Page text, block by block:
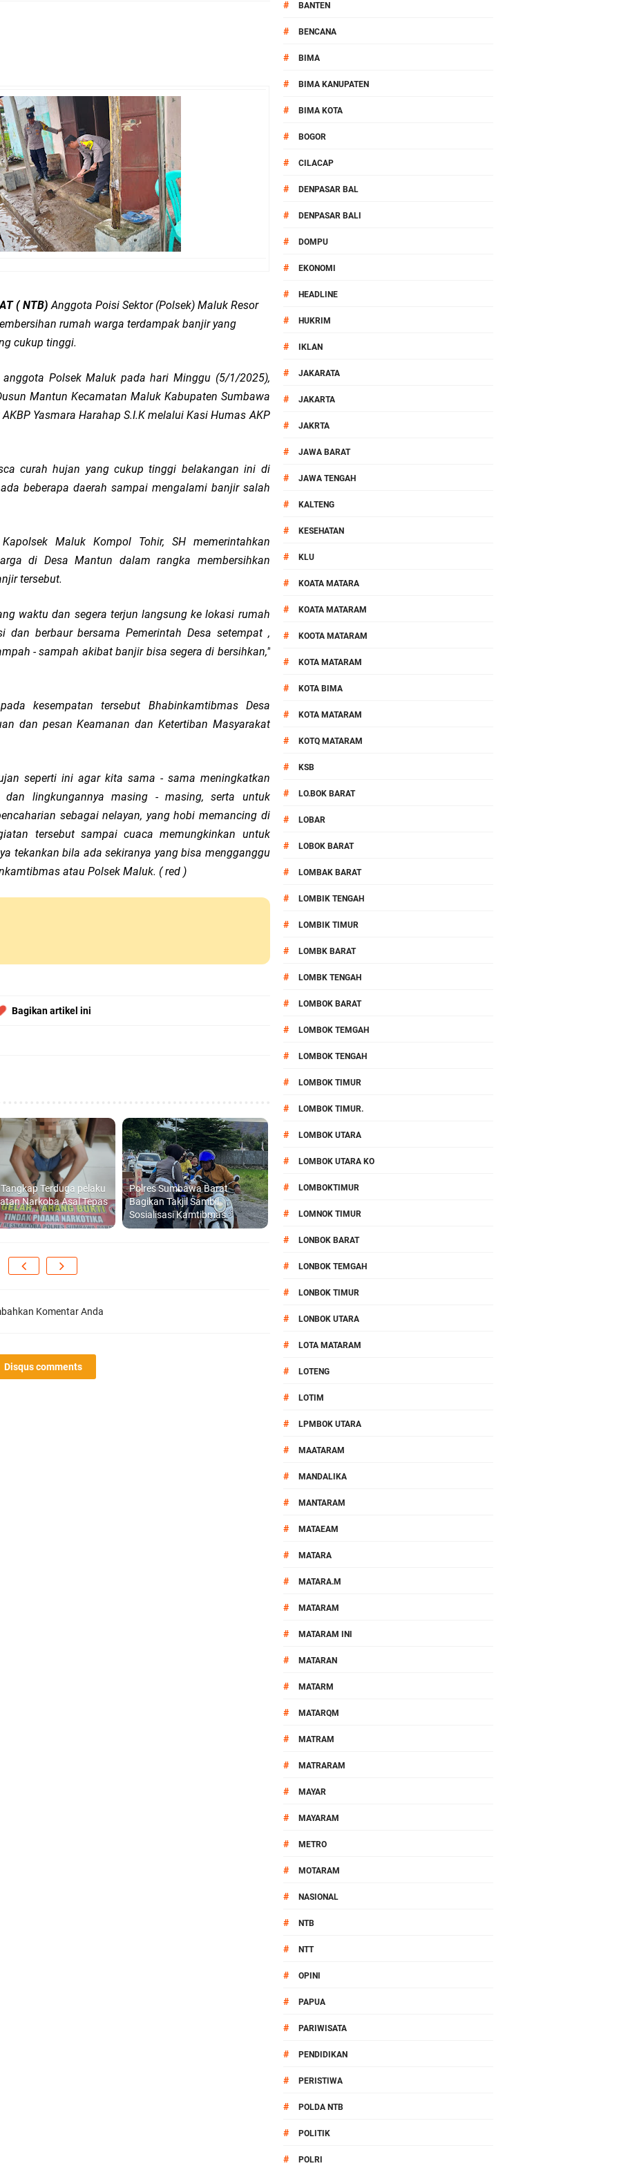
Patroli di Wilayah Ampenan
Kepala Lingkungan Taman Perkuat Sinergitas
2026 Digelar, Polsek Narmada Siap Jaga Kondusivitas
Arahan Ditbinmas, Intensifkan fungsi Polmas
Selaparang Bagikan Bendera Merah Putih kepada Warga
Polisi Berhasil Ungkap Kasus Kematian Mahasiswi NDR
Pengamanan MotoGP 2026
Cegah Gangguan Kamtibmas Lewat Patroli
Relawan Evakuasi Wisatawan Berikan HT
Polsek Mataram Bagikan Bendera Merah Putih
Diganti ,AKP Imran Rosyadi, S.H. Siap Melanjukan
( NTB)Anggota Poisi Sektor (Polsek) Maluk Resor
rumah warga terdampak banjir yang
cukup tinggi.
Polsek Maluk pada hari Minggu (5/1/2025),
Mantun Kecamatan Maluk Kabupaten Sumbawa
Yasmara Harahap S.I.K melalui Kasi Humas AKP
curah hujan yang cukup tinggi belakangan ini di
beberapa daerah sampai mengalami banjir salah
Maluk Kompol Tohir, SH memerintahkan
di Desa Mantun dalam rangka membersihkan
tersebut.
waktu dan segera terjun langsung ke lokasi rumah
dan berbaur bersama Pemerintah Desa setempat ,
- sampah akibat banjir bisa segera di bersihkan,"
kesempatan tersebut Bhabinkamtibmas Desa
dan pesan Keamanan dan Ketertiban Masyarakat
seperti ini agar kita sama - sama meningkatkan
dan lingkungannya masing - masing, serta untuk
sebagai nelayan, yang hobi memancing di
tersebut sampai cuaca memungkinkan untuk
tekankan bila ada sekiranya yang bisa mengganggu
atau Polsek Maluk. ( red )
Bagikan artikel ini
Terduga pelaku
Narkoba Asal Tepas
Polres Sumbawa Barat
Bagikan Takjil Sambil
Sosialisasi Kamtibmas
Komentar Anda
Disqus comments
# BANTEN
# BENCANA
# BIMA
# BIMA KANUPATEN
# BIMA KOTA
# BOGOR
# CILACAP
# DENPASAR BAL
# DENPASAR BALI
# DOMPU
# EKONOMI
# HEADLINE
# HUKRIM
# IKLAN
# JAKARATA
# JAKARTA
# JAKRTA
# JAWA BARAT
# JAWA TENGAH
# KALTENG
# KESEHATAN
# KLU
# KOATA MATARA
# KOATA MATARAM
# KOOTA MATARAM
# KOTA MATARAM
# KOTA BIMA
# KOTA MATARAM
# KOTQ MATARAM
# KSB
# LO.BOK BARAT
# LOBAR
# LOBOK BARAT
# LOMBAK BARAT
# LOMBIK TENGAH
# LOMBIK TIMUR
# LOMBK BARAT
# LOMBK TENGAH
# LOMBOK BARAT
# LOMBOK TEMGAH
# LOMBOK TENGAH
# LOMBOK TIMUR
# LOMBOK TIMUR.
# LOMBOK UTARA
# LOMBOK UTARA KO
# LOMBOKTIMUR
# LOMNOK TIMUR
# LONBOK BARAT
# LONBOK TEMGAH
# LONBOK TIMUR
# LONBOK UTARA
# LOTA MATARAM
# LOTENG
# LOTIM
# LPMBOK UTARA
# MAATARAM
# MANDALIKA
# MANTARAM
# MATAEAM
# MATARA
# MATARA.M
# MATARAM
# MATARAM INI
# MATARAN
# MATARM
# MATARQM
# MATRAM
# MATRARAM
# MAYAR
# MAYARAM
# METRO
# MOTARAM
# NASIONAL
# NTB
# NTT
# OPINI
# PAPUA
# PARIWISATA
# PENDIDIKAN
# PERISTIWA
# POLDA NTB
# POLITIK
# POLRI